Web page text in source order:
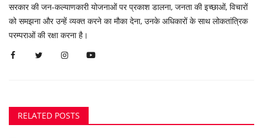
सरकार की जन-कल्याणकारी योजनाओं पर प्रकाश डालना, जनता की इच्छाओं, विचारों
को समझना और उन्हें व्यक्त करने का मौका देना, उनके अधिकारों के साथ लोकतांत्रिक
परम्पराओं की रक्षा करना है।
RELATED POSTS